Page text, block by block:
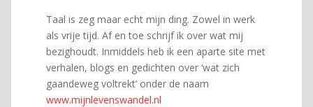
Taal is zeg maar echt mijn ding. Zowel in werk
als vrije tijd. Af en toe schrijf ik over wat mij
bezighoudt. Inmiddels heb ik een aparte site met
verhalen, blogs en gedichten over ‘wat zich
gaandeweg voltrekt’ onder de naam
www.mijnlevenswandel.nl